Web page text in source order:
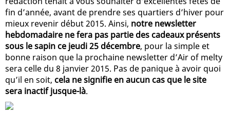
fin d’année, avant de prendre ses quartiers d’hiver pour
mieux revenir début 2015. Ainsi, notre newsletter
hebdomadaire ne fera pas partie des cadeaux présents
sous le sapin ce jeudi 25 décembre, pour la simple et
bonne raison que la prochaine newsletter d’Air of melty
sera celle du 8 janvier 2015. Pas de panique à avoir quoi
qu’il en soit, cela ne signifie en aucun cas que le site
sera inactif jusque-là.